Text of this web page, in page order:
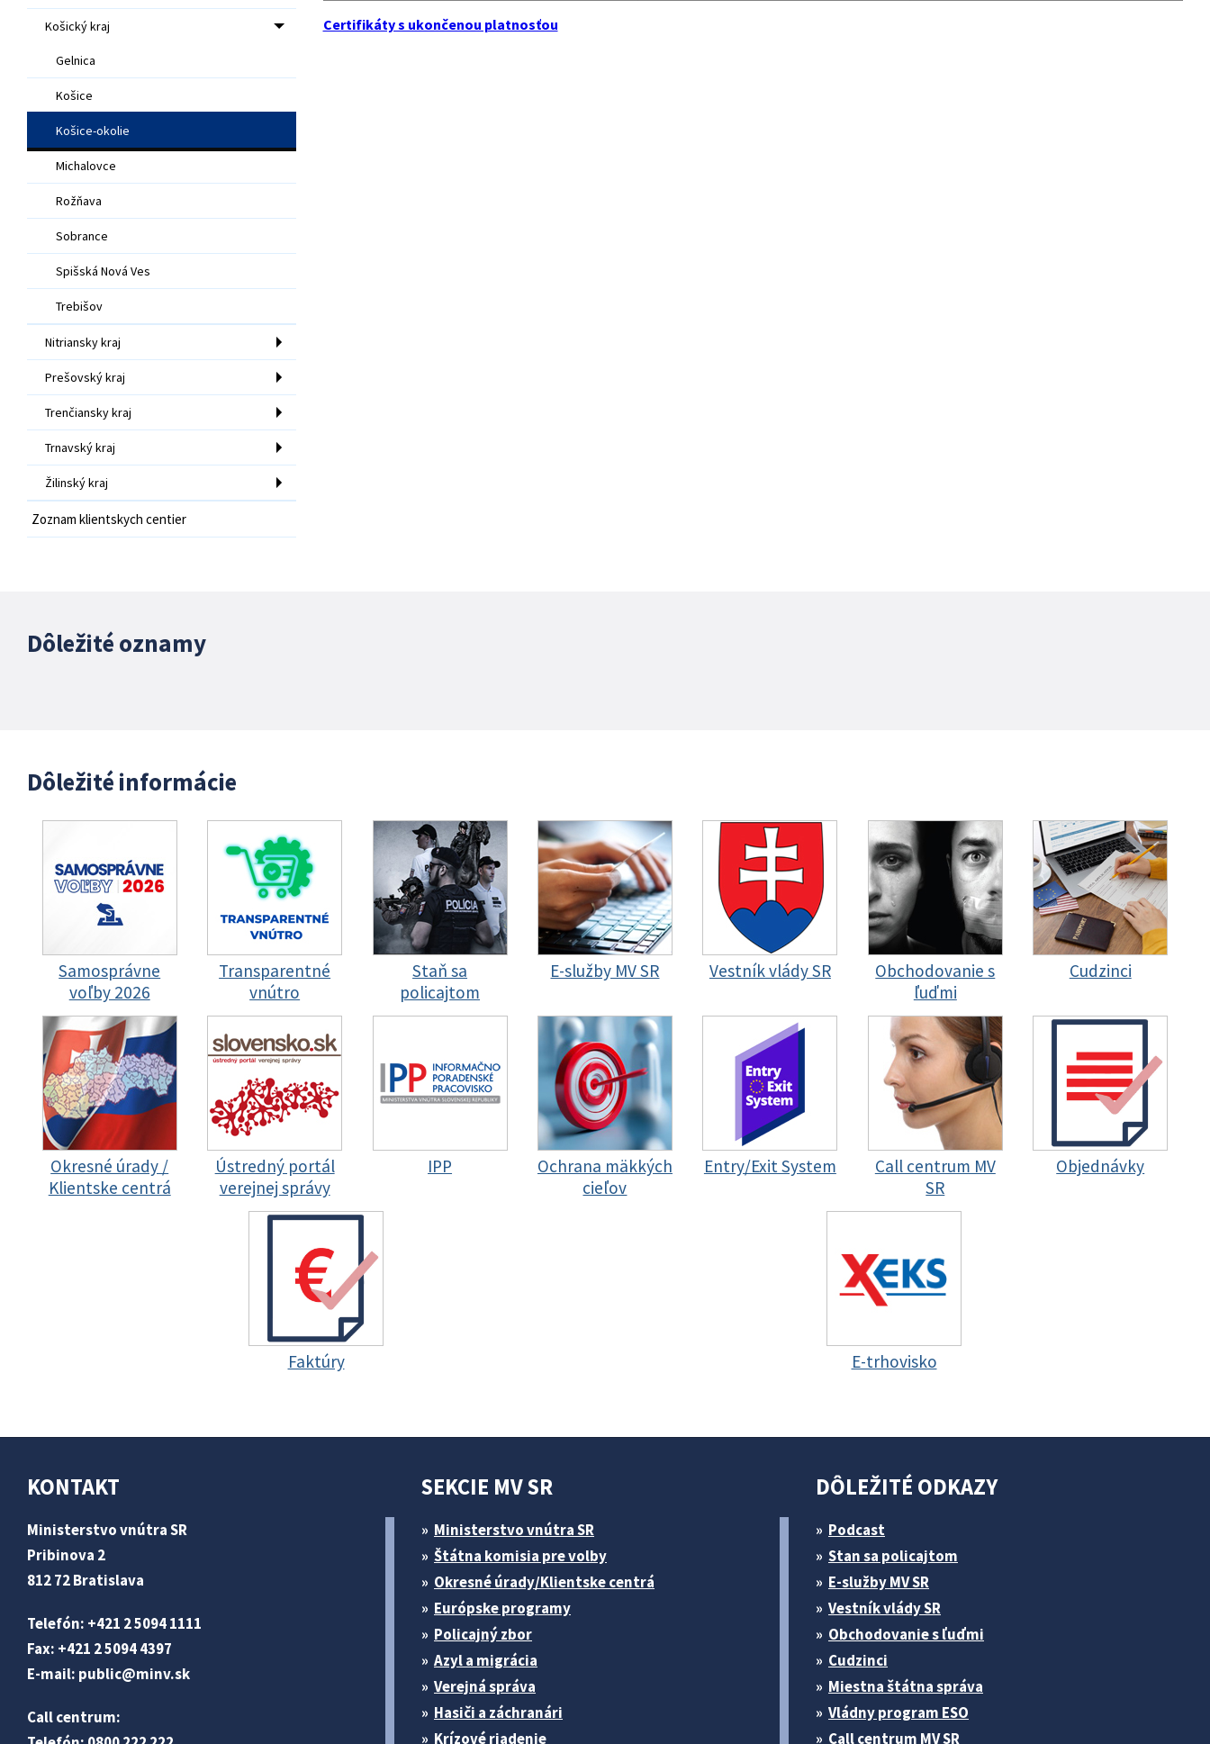
Košický kraj
Gelnica
Košice
Košice-okolie
Michalovce
Rožňava
Sobrance
Spišská Nová Ves
Trebišov
Nitriansky kraj
Prešovský kraj
Trenčiansky kraj
Trnavský kraj
Žilinský kraj
Zoznam klientskych centier
Certifikáty s ukončenou platnosťou
Dôležité oznamy
Dôležité informácie
Samosprávne
voľby 2026
Transparentné
vnútro
Staň sa
policajtom
E-služby MV SR Vestník vlády SR
Obchodovanie s
ľuďmi
Cudzinci
Okresné úrady /
Klientske centrá
Ústredný portál
verejnej správy
IPP
Ochrana mäkkých
cieľov
Entry/Exit System
Call centrum MV
SR
Objednávky
Faktúry E-trhovisko
KONTAKT
Ministerstvo vnútra SR
Pribinova 2
812 72 Bratislava
Telefón: +421 2 5094 1111
Fax: +421 2 5094 4397
E-mail: public@minv.sk
Call centrum:
SEKCIE MV SR
Ministerstvo vnútra SR
Štátna komisia pre volby
Okresné úrady/Klientske centrá
Európske programy
Policajný zbor
Azyl a migrácia
Verejná správa
Hasiči a záchranári
Krízové riadenie
DÔLEŽITÉ ODKAZY
Podcast
Stan sa policajtom
E-služby MV SR
Vestník vlády SR
Obchodovanie s ľuďmi
Cudzinci
Miestna štátna správa
Vládny program ESO
Call centrum MV SR